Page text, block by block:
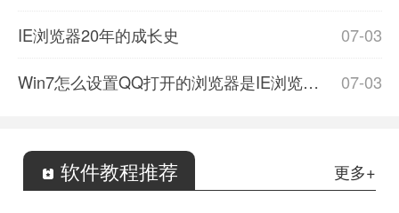
07-03
IE浏览器20年的成长史
07-03
Win7怎么设置QQ打开的浏览器是IE浏览器？设置的方法分享
软件教程推荐 更多+